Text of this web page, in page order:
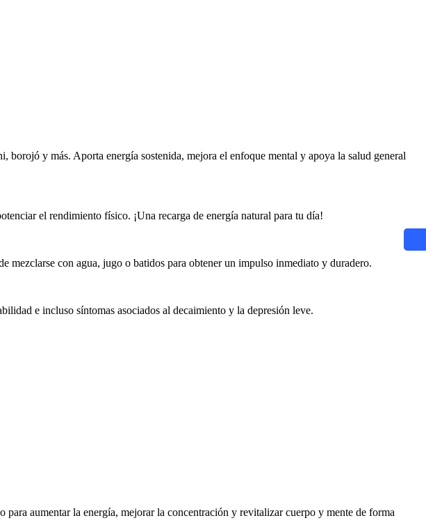
y más. Aporta energía sostenida, mejora el enfoque mental y apoya la salud general
el rendimiento físico. ¡Una recarga de energía natural para tu día!
mezclarse con agua, jugo o batidos para obtener un impulso inmediato y duradero.
e incluso síntomas asociados al decaimiento y la depresión leve.
aumentar la energía, mejorar la concentración y revitalizar cuerpo y mente de forma